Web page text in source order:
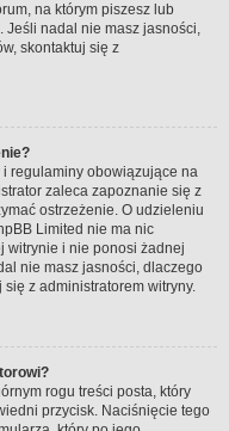
na którym piszesz lub
Jeśli nadal nie masz jasności,
skontaktuj się z
regulaminy obowiązujące na
zaleca zapoznanie się z
ostrzeżenie. O udzieleniu
Limited nie ma nic
witrynie i nie ponosi żadnej
nie masz jasności, dlaczego
się z administratorem witryny.
rogu treści posta, który
przycisk. Naciśnięcie tego